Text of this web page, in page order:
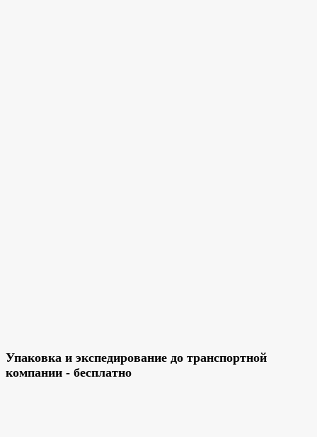
Упаковка и экспедирование до транспортной
компании - бесплатно